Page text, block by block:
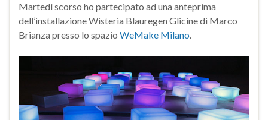
Martedì scorso ho partecipato ad una anteprima
dell’installazione Wisteria Blauregen Glicine di Marco
Brianza presso lo spazio WeMake Milano.